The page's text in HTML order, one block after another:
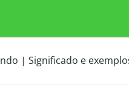
| Significado e